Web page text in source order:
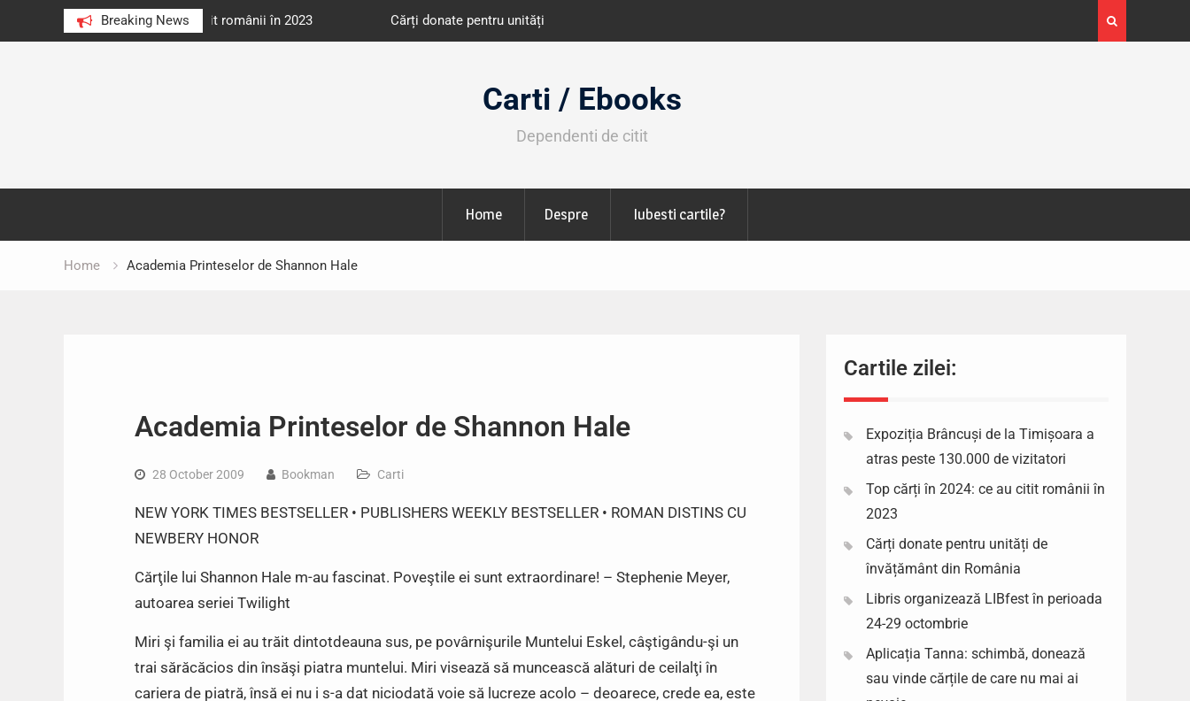
Breaking News
au citit românii în 2023 Cărți donate pentru unități de învățământ din România
octombrie
Expoziția Brâncuși de la Timișoara a atras peste
130.000 de vizitatori
Carti / Ebooks
Dependenti de citit
Home Despre Iubesti cartile?
Home Academia Printeselor de Shannon Hale
Academia Printeselor de Shannon Hale
28 October 2009 Bookman Carti
NEW YORK TIMES BESTSELLER • PUBLISHERS WEEKLY BESTSELLER • ROMAN DISTINS CU
NEWBERY HONOR
Cărţile lui Shannon Hale m-au fascinat. Poveştile ei sunt extraordinare! – Stephenie Meyer,
autoarea seriei Twilight
Miri şi familia ei au trăit dintotdeauna sus, pe povârnişurile Muntelui Eskel, câştigându-şi un
trai sărăcăcios din însăşi piatra muntelui. Miri visează să muncească alături de ceilalţi în
cariera de piatră, însă ei nu i s-a dat niciodată voie să lucreze acolo – deoarece, crede ea, este
Cartile zilei:
Expoziția Brâncuși de la Timișoara a
atras peste 130.000 de vizitatori
Top cărți în 2024: ce au citit românii în
2023
Cărți donate pentru unități de
învățământ din România
Libris organizează LIBfest în perioada
24-29 octombrie
Aplicația Tanna: schimbă, donează
sau vinde cărțile de care nu mai ai